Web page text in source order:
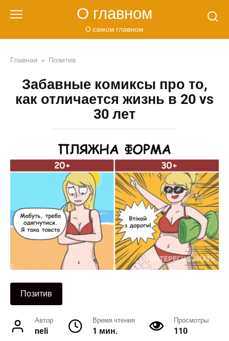
О главном
О самом главном
Главная » Позитив
Забавные комиксы про то,
как отличается жизнь в 20 vs
30 лет
Позитив
Автор
neli
Время чтения
1 мин.
Просмотры
110